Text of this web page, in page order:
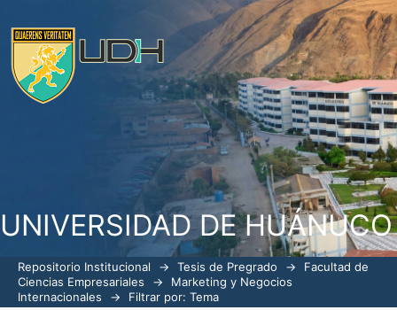
UNIVERSIDAD DE HUÁNUCO
Repositorio Institucional → Tesis de Pregrado →
Facultad de
Ciencias Empresariales
→
Marketing y Negocios
Internacionales
→ Filtrar por: Tema